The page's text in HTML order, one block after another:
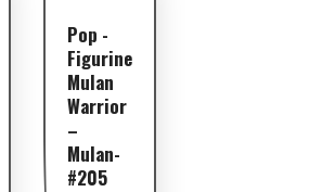
Pop -
Figurine
Mulan
Warrior
–
Mulan-
#205